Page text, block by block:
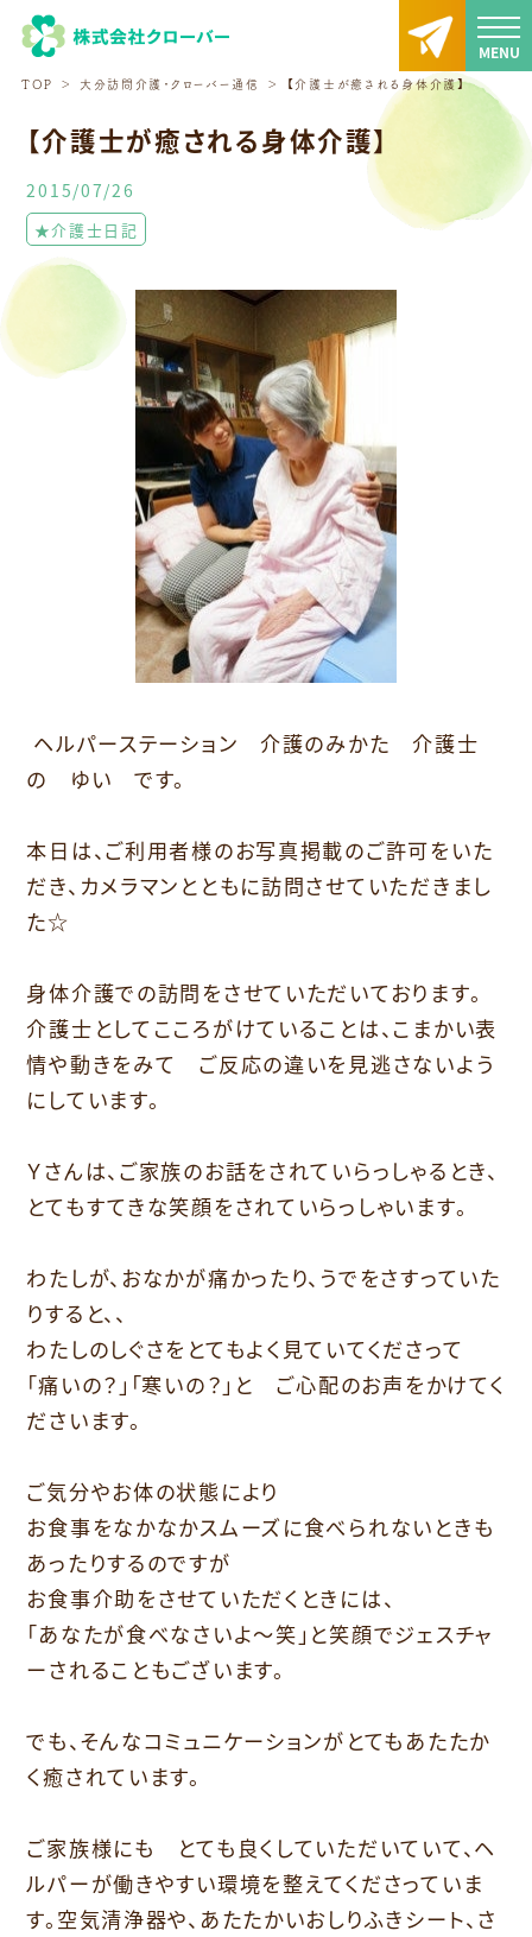
TOP 大分訪問介護・クローバー通信 【介護士が癒される身体介護】
【介護士が癒される身体介護】
2015/07/26
★介護士日記
ヘルパーステーション 介護のみかた 介護士
の ゆい です。
本日は、ご利用者様のお写真掲載のご許可をいた
だき、カメラマンとともに訪問させていただきまし
た☆
身体介護での訪問をさせていただいております。
介護士としてこころがけていることは、こまかい表
情や動きをみて ご反応の違いを見逃さないよう
にしています。
Ｙさんは、ご家族のお話をされていらっしゃるとき、
とてもすてきな笑顔をされていらっしゃいます。
わたしが、おなかが痛かったり、うでをさすっていた
りすると、、
わたしのしぐさをとてもよく見ていてくださって
「痛いの？」「寒いの？」と ご心配のお声をかけてく
ださいます。
ご気分やお体の状態により
お食事をなかなかスムーズに食べられないときも
あったりするのですが
お食事介助をさせていただくときには、
「あなたが食べなさいよ～笑」と笑顔でジェスチャ
ーされることもございます。
でも、そんなコミュニケーションがとてもあたたか
く癒されています。
ご家族様にも とても良くしていただいていて、ヘ
ルパーが働きやすい環境を整えてくださっていま
す。空気清浄器や、あたたかいおしりふきシート、さ